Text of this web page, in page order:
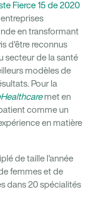
Fierce 15 de 2020
en transformant
d'être reconnus
secteur de la santé
modèles de
Pour la
met en
comme un
en matière
de taille l'année
femmes et de
dans 20 spécialités